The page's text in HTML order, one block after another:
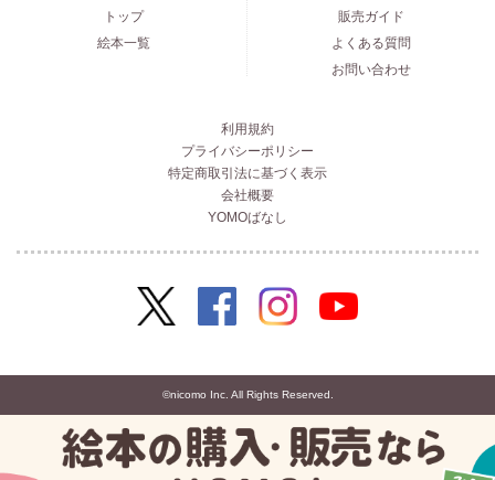
トップ
絵本一覧
販売ガイド
よくある質問
お問い合わせ
利用規約
プライバシーポリシー
特定商取引法に基づく表示
会社概要
YOMOばなし
©nicomo Inc. All Rights Reserved.